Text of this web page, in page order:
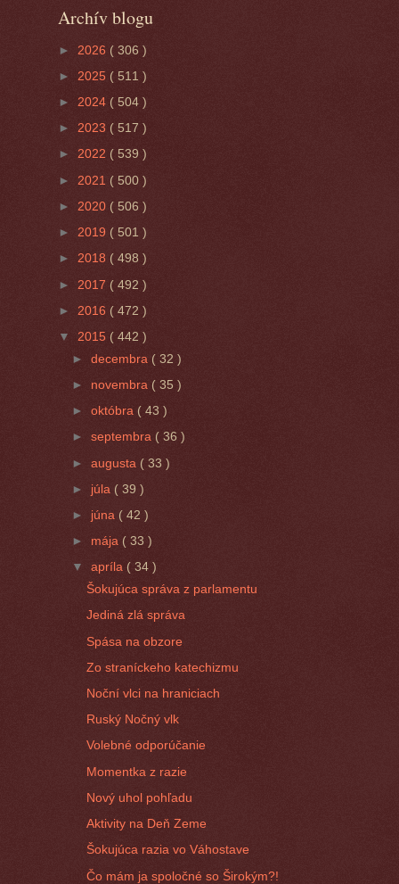
Archív blogu
► 2026 ( 306 )
► 2025 ( 511 )
► 2024 ( 504 )
► 2023 ( 517 )
► 2022 ( 539 )
► 2021 ( 500 )
► 2020 ( 506 )
► 2019 ( 501 )
► 2018 ( 498 )
► 2017 ( 492 )
► 2016 ( 472 )
▼ 2015 ( 442 )
►decembra ( 32 )
► novembra ( 35 )
►októbra ( 43 )
►septembra ( 36 )
►augusta ( 33 )
► júla ( 39 )
► júna ( 42 )
► mája ( 33 )
▼apríla( 34 )
Šokujúca správa z parlamentu
Jediná zlá správa
Spása na obzore
Zo straníckeho katechizmu
Noční vlci na hraniciach
Ruský Nočný vlk
Volebné odporúčanie
Momentka z razie
Nový uhol pohľadu
Aktivity na Deň Zeme
Šokujúca razia vo Váhostave
Čo mám ja spoločné so Širokým?!